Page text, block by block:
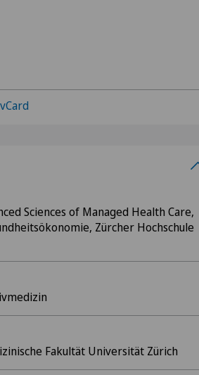
Sciences of Managed Health Care,
Zürcher Hochschule
Fakultät Universität Zürich